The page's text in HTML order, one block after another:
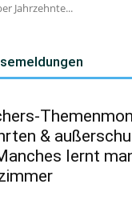
Jahrzehnte...
&
lernt